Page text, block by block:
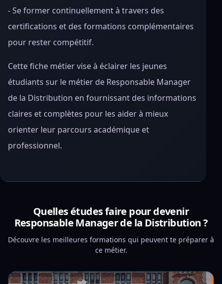
- Se former continuellement à travers des
certifications et des formations complémentaires
pour rester compétitif.
Cette fiche métier vise à éclairer les jeunes
étudiants sur le métier de Responsable Manager
de la Distribution en fournissant des informations
claires et complètes pour les aider à mieux
orienter leur parcours académique et
professionnel.
Quelles études faire pour devenir
Responsable Manager de la Distribution ?
Découvre les meilleures formations qui peuvent te préparer à
ce métier.